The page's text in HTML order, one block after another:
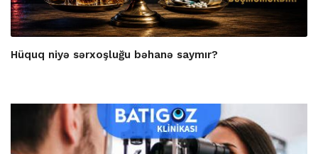
Hüquq niyə sərxoşluğu bəhanə saymır?